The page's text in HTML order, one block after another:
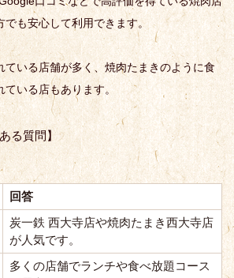
でも安心して利用できます。
ている店舗が多く、焼肉たまきのように食
ている店もあります。
る質問】
回答
炭一鉄 西大寺店や焼肉たまき西大寺店
が人気です。
多くの店舗でランチや食べ放題コース